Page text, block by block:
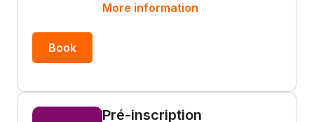
More information
Book
Pré-inscription